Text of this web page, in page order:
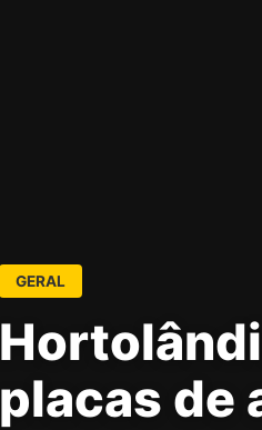
GERAL
placas de